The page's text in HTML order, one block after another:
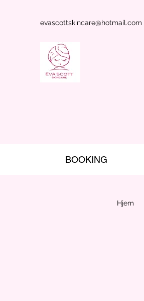
evascottskincare@hotmail.com
BOOKING
Hjem